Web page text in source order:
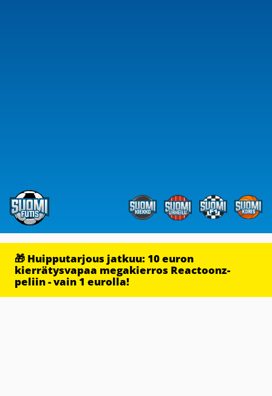
🎁 Huipputarjous jatkuu: 10 euron
kierrätysvapaa megakierros Reactoonz-
peliin - vain 1 eurolla!